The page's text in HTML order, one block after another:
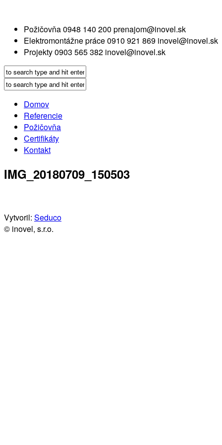
Požičovňa0948 140 200 prenajom@inovel.sk
Elektromontážne práce0910 921 869 inovel@inovel.sk
Projekty0903 565 382 inovel@inovel.sk
Domov
Referencie
Požičovňa
Certifikáty
Kontakt
IMG_20180709_150503
Vytvoril: Seduco
© inovel, s.r.o.